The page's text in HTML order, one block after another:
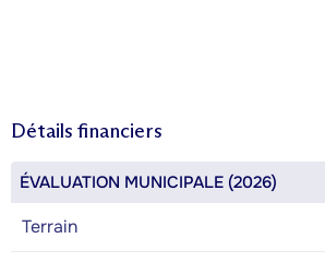
Détails financiers
ÉVALUATION MUNICIPALE (2026)
Terrain